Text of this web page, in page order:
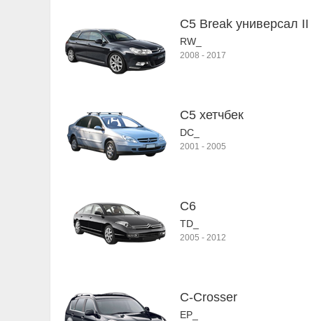
C5 Break универсал II
RW_
2008 - 2017
C5 хетчбек
DC_
2001 - 2005
C6
TD_
2005 - 2012
C-Crosser
EP_